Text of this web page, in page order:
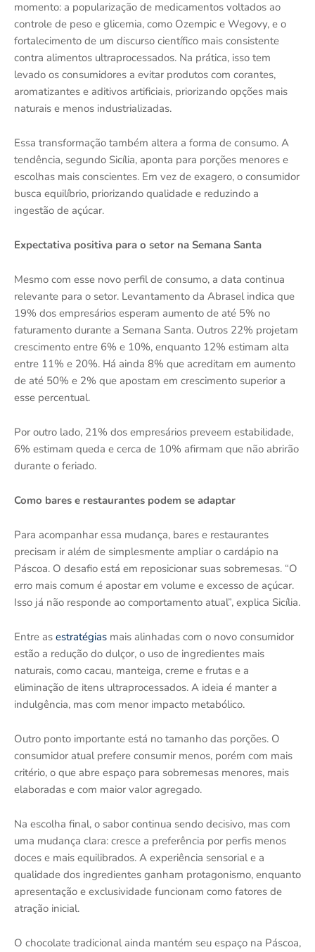
momento: a popularização de medicamentos voltados ao
controle de peso e glicemia, como Ozempic e Wegovy, e o
fortalecimento de um discurso científico mais consistente
contra alimentos ultraprocessados. Na prática, isso tem
levado os consumidores a evitar produtos com corantes,
aromatizantes e aditivos artificiais, priorizando opções mais
naturais e menos industrializadas.
Essa transformação também altera a forma de consumo. A
tendência, segundo Sicília, aponta para porções menores e
escolhas mais conscientes. Em vez de exagero, o consumidor
busca equilíbrio, priorizando qualidade e reduzindo a
ingestão de açúcar.
Expectativa positiva para o setor na Semana Santa
Mesmo com esse novo perfil de consumo, a data continua
relevante para o setor. Levantamento da Abrasel indica que
19% dos empresários esperam aumento de até 5% no
faturamento durante a Semana Santa. Outros 22% projetam
crescimento entre 6% e 10%, enquanto 12% estimam alta
entre 11% e 20%. Há ainda 8% que acreditam em aumento
de até 50% e 2% que apostam em crescimento superior a
esse percentual.
Por outro lado, 21% dos empresários preveem estabilidade,
6% estimam queda e cerca de 10% afirmam que não abrirão
durante o feriado.
Como bares e restaurantes podem se adaptar
Para acompanhar essa mudança, bares e restaurantes
precisam ir além de simplesmente ampliar o cardápio na
Páscoa. O desafio está em reposicionar suas sobremesas. “O
erro mais comum é apostar em volume e excesso de açúcar.
Isso já não responde ao comportamento atual”, explica Sicília.
Entre as estratégias mais alinhadas com o novo consumidor
estão a redução do dulçor, o uso de ingredientes mais
naturais, como cacau, manteiga, creme e frutas e a
eliminação de itens ultraprocessados. A ideia é manter a
indulgência, mas com menor impacto metabólico.
Outro ponto importante está no tamanho das porções. O
consumidor atual prefere consumir menos, porém com mais
critério, o que abre espaço para sobremesas menores, mais
elaboradas e com maior valor agregado.
Na escolha final, o sabor continua sendo decisivo, mas com
uma mudança clara: cresce a preferência por perfis menos
doces e mais equilibrados. A experiência sensorial e a
qualidade dos ingredientes ganham protagonismo, enquanto
apresentação e exclusividade funcionam como fatores de
atração inicial.
O chocolate tradicional ainda mantém seu espaço na Páscoa,